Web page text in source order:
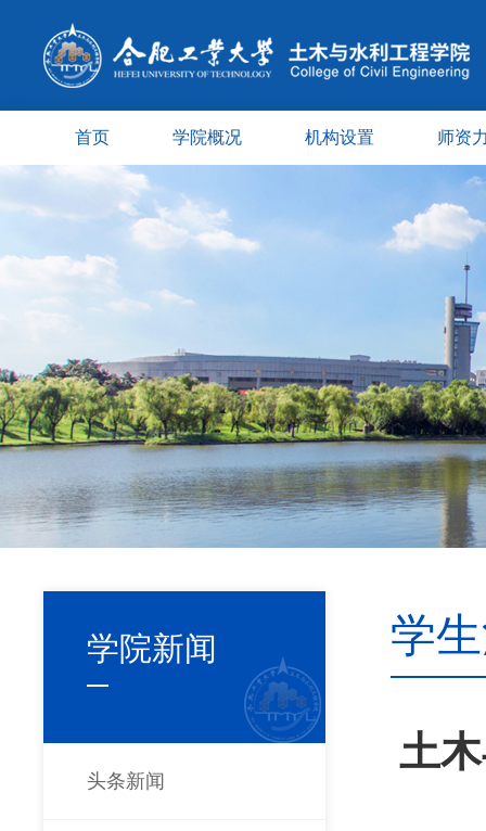
首页 学院概况 机构设置 师资
学院新闻
头条新闻
学
土